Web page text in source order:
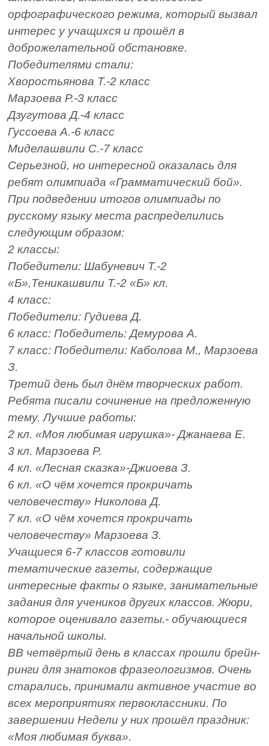
орфографического режима, который вызвал
интерес у учащихся и прошёл в
доброжелательной обстановке.
Победителями стали:
Хворостьянова Т.-2 класс
Марзоева Р.-3 класс
Дзугутова Д.-4 класс
Гуссоева А.-6 класс
Миделашвили С.-7 класс
Серьезной, но интересной оказалась для
ребят олимпиада «Грамматический бой».
При подведении итогов олимпиады по
русскому языку места распределились
следующим образом:
2 классы:
Победители: Шабуневич Т.-2
«Б»,Теникашвили Т.-2 «Б» кл.
4 класс:
Победители: Гудиева Д.
6 класс: Победитель: Демурова А.
7 класс: Победители: Каболова М., Марзоева
З.
Третий день был днём творческих работ.
Ребята писали сочинение на предложенную
тему. Лучшие работы:
2 кл. «Моя любимая игрушка»- Джанаева Е.
3 кл. Марзоева Р.
4 кл. «Лесная сказка»-Джиоева З.
6 кл. «О чём хочется прокричать
человечеству» Николова Д.
7 кл. «О чём хочется прокричать
человечеству» Марзоева З.
Учащиеся 6-7 классов готовили
тематические газеты, содержащие
интересные факты о языке, занимательные
задания для учеников других классов. Жюри,
которое оценивало газеты.- обучающиеся
начальной школы.
ВВ четвёртый день в классах прошли брейн-
ринги для знатоков фразеологизмов. Очень
старались, принимали активное участие во
всех мероприятиях первоклассники. По
завершении Недели у них прошёл праздник:
«Моя любимая буква».